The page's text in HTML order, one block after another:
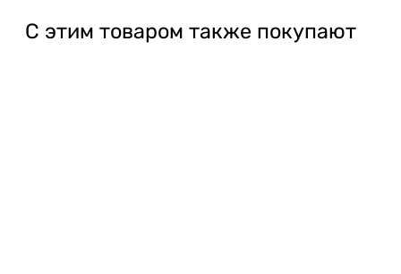
С этим товаром также покупают